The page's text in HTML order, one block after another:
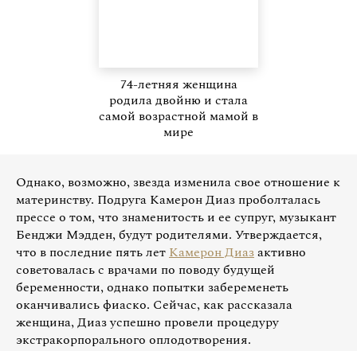
74-летняя женщина
родила двойню и стала
самой возрастной мамой в
мире
Однако, возможно, звезда изменила свое отношение к
материнству. Подруга Камерон Диаз проболталась
прессе о том, что знаменитость и ее супруг, музыкант
Бенджи Мэдден, будут родителями. Утверждается,
что в последние пять летКамерон Диазактивно
советовалась с врачами по поводу будущей
беременности, однако попытки забеременеть
оканчивались фиаско. Сейчас, как рассказала
женщина, Диаз успешно провели процедуру
экстракорпорального оплодотворения.